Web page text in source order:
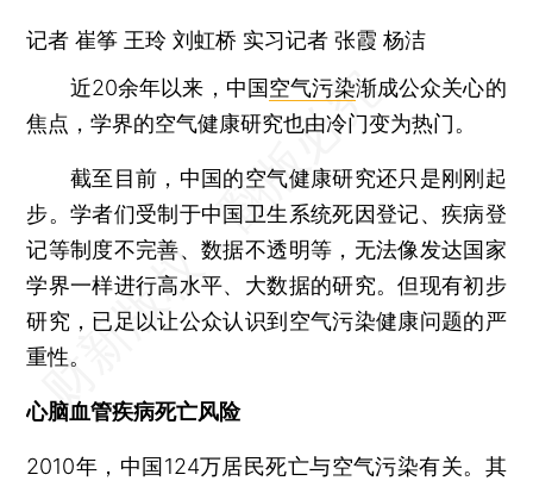
记者崔筝 王玲 刘虹桥 实习记者 张霞 杨洁
近20余年以来，中国空气污染渐成公众关心的
焦点，学界的空气健康研究也由冷门变为热门。
截至目前，中国的空气健康研究还只是刚刚起
步。学者们受制于中国卫生系统死因登记、疾病登
记等制度不完善、数据不透明等，无法像发达国家
学界一样进行高水平、大数据的研究。但现有初步
研究，已足以让公众认识到空气污染健康问题的严
重性。
心脑血管疾病死亡风险
2010年，中国124万居民死亡与空气污染有关。其